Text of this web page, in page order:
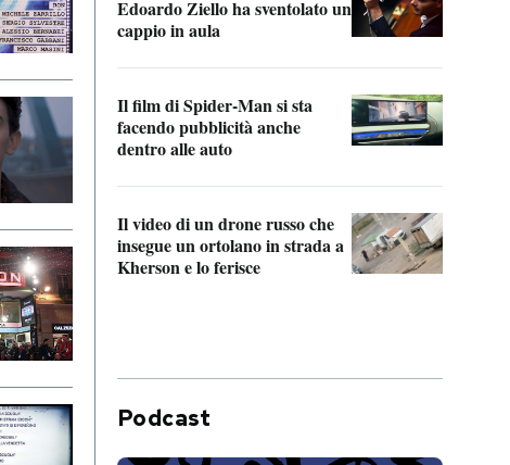
Edoardo Ziello ha sventolato un
cappio in aula
Il film di Spider-Man si sta
facendo pubblicità anche
dentro alle auto
Il video di un drone russo che
insegue un ortolano in strada a
Kherson e lo ferisce
Podcast